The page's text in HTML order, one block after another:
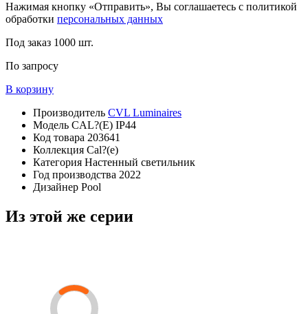
Нажимая кнопку «Отправить», Вы соглашаетесь с политикой
обработки персональных данных
Под заказ 1000 шт.
По запросу
В корзину
Производитель CVL Luminaires
Модель CAL?(E) IP44
Код товара 203641
Коллекция Cal?(e)
Категория Настенный светильник
Год производства 2022
Дизайнер Pool
Из этой же серии